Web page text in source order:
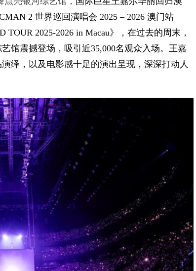
2 世界巡回演唱会 2025 – 2026 澳门站
TOUR 2025-2026 in Macau》，在过去的周末，
震撼登场，吸引近35,000名观众入场。王嘉
绎，以及电影感十足的演出呈现，深深打动人